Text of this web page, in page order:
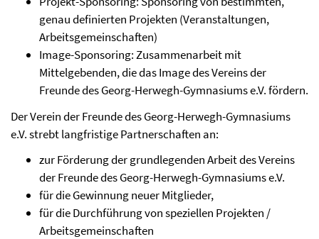
genau definierten Projekten (Veranstaltungen,
Arbeitsgemeinschaften)
Image-Sponsoring: Zusammenarbeit mit
Mittelgebenden, die das Image des Vereins der
Freunde des Georg-Herwegh-Gymnasiums e.V. fördern.
Der Verein der Freunde des Georg-Herwegh-Gymnasiums
e.V. strebt langfristige Partnerschaften an:
zur Förderung der grundlegenden Arbeit des Vereins
der Freunde des Georg-Herwegh-Gymnasiums e.V.
für die Gewinnung neuer Mitglieder,
für die Durchführung von speziellen Projekten /
Arbeitsgemeinschaften